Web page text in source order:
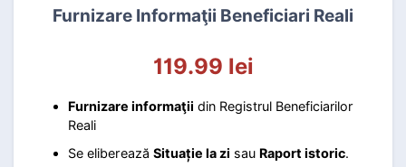
Furnizare Informaţii Beneficiari Reali
119.99 lei
Furnizare informaţii din Registrul Beneficiarilor
Reali
Se eliberează Situație la zi sau Raport istoric.